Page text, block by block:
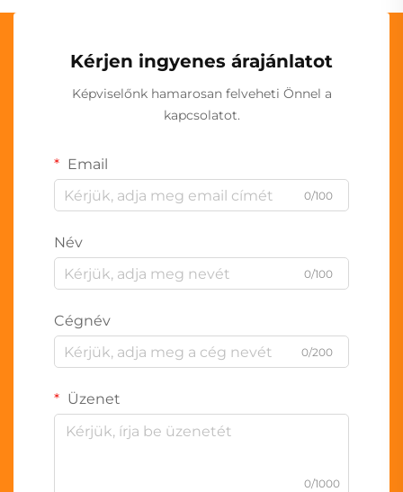
Kérjen ingyenes árajánlatot
Képviselőnk hamarosan felveheti Önnel a
kapcsolatot.
Email
0/100
Név
0/100
Cégnév
0/200
Üzenet
0/1000